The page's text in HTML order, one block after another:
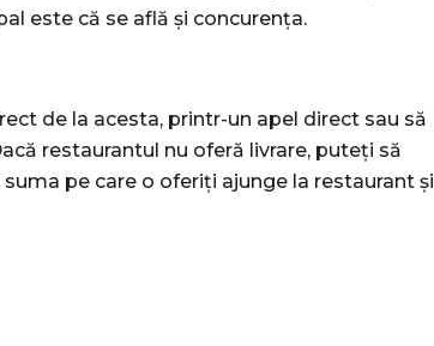
este că se află și concurența.
de la acesta, printr-un apel direct sau să
restaurantul nu oferă livrare, puteți să
pe care o oferiți ajunge la restaurant și